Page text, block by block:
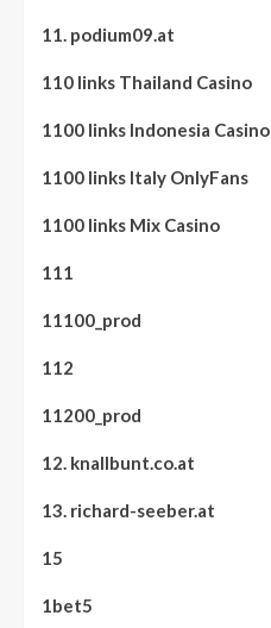
11. podium09.at
110 links Thailand Casino
1100 links Indonesia Casino
1100 links Italy OnlyFans
1100 links Mix Casino
111
11100_prod
112
11200_prod
12. knallbunt.co.at
13. richard-seeber.at
15
1bet5